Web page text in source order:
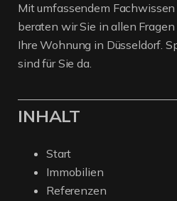
Mit umfassendem
beraten wir Sie in allen Fragen
Ihre Wohnung in Düsseldorf.
sind für Sie da.
INHALT
Start
Immobilien
Referenzen